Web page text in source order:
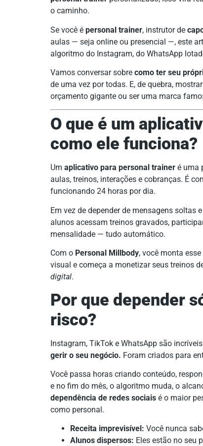
o caminho.
Se você é personal trainer, instrutor de
aulas — seja online ou presencial —, este
algoritmo do Instagram, do WhatsApp
Vamos conversar sobre como ter seu
de uma vez por todas. E, de quebra,
orçamento gigante ou ser uma marca
O que é um
como ele funciona?
Um aplicativo para personal trainer é uma
aulas, treinos, interações e cobranças. É
funcionando 24 horas por dia.
Em vez de depender de mensagens soltas
alunos acessam treinos gravados,
mensalidade — tudo automático.
Com o Personal Millbody, você monta
visual e começa a monetizar seus treinos
digital.
Por que depender
risco?
Instagram, TikTok e WhatsApp são
gerir o seu negócio. Foram criados para
Você passa horas criando conteúdo,
e no fim do mês, o algoritmo muda, o
dependência de redes sociais é o maior
como personal.
Receita imprevisível: Você nunca
Alunos dispersos: Eles estão no seu